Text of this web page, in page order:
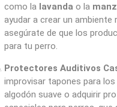
como la lavanda o la
ayudar a crear un ambiente
asegúrate de que los
para tu perro.
Protectores Auditivos
improvisar tapones para
algodón suave o adquirir